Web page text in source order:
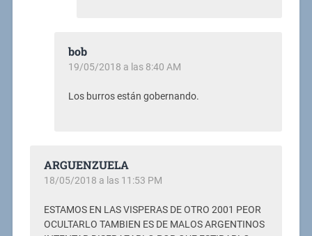
bob
19/05/2018 a las 8:40 AM
Los burros están gobernando.
ARGUENZUELA
18/05/2018 a las 11:53 PM
ESTAMOS EN LAS VISPERAS DE OTRO 2001 PEOR
OCULTARLO TAMBIEN ES DE MALOS ARGENTINOS